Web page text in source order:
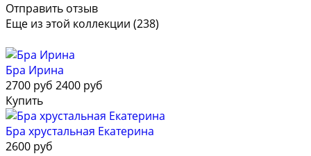
Отправить отзыв
Еще из этой коллекции (238)
Бра Ирина
2700 руб 2400 руб
Купить
Бра хрустальная Екатерина
2600 руб